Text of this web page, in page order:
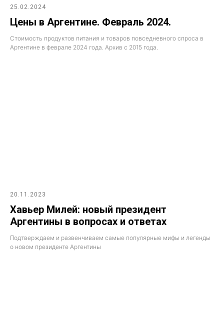
25.02.2024
Цены в Аргентине. Февраль 2024.
Стоимость продуктов питания и товаров повседневного спроса в
Аргентине в феврале 2024 года. Архив с 2015 года.
20.11.2023
Хавьер Милей: новый президент
Аргентины в вопросах и ответах
Подтверждаем и развенчиваем самые популярные мифы и легенды
о новом президенте Аргентины